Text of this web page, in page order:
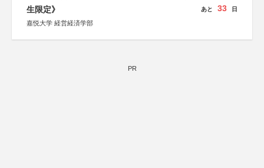
生限定》
嘉悦大学 経営経済学部
あと 33 日
PR